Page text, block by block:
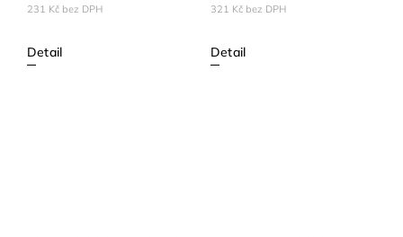
231 Kč bez DPH
Detail
321 Kč bez DPH
Detail